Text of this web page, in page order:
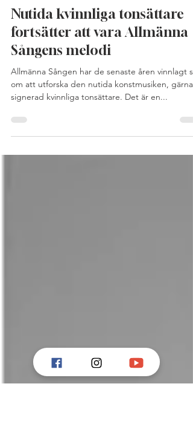
Kommunikatörkingen Allmänna Sången
11 mars 2025
2 min läsning
Nutida kvinnliga tonsättare
fortsätter att vara Allmänna
Sångens melodi
Allmänna Sången har de senaste åren vinnlagt
signerad kvinnliga tonsättare. Det är en...